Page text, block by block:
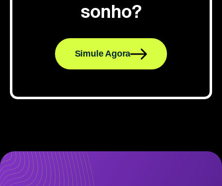
sonho?
Simule Agora